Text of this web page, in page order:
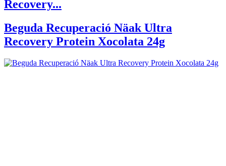
Recovery...
Beguda Recuperació Näak Ultra
Recovery Protein Xocolata 24g